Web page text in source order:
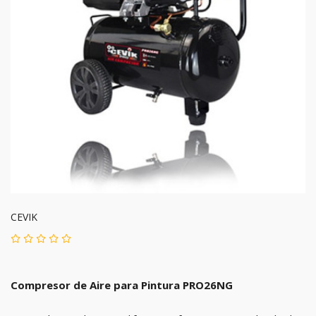
CEVIK
Compresor de Aire para Pintura PRO26NG